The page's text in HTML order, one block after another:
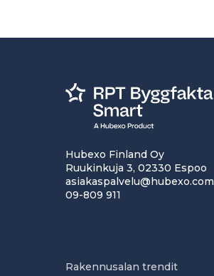
Hubexo Finland Oy
Ruukinkuja 3, 02330 Espoo
asiakaspalvelu@hubexo.com
09-809 911
Rakennusalan trendit